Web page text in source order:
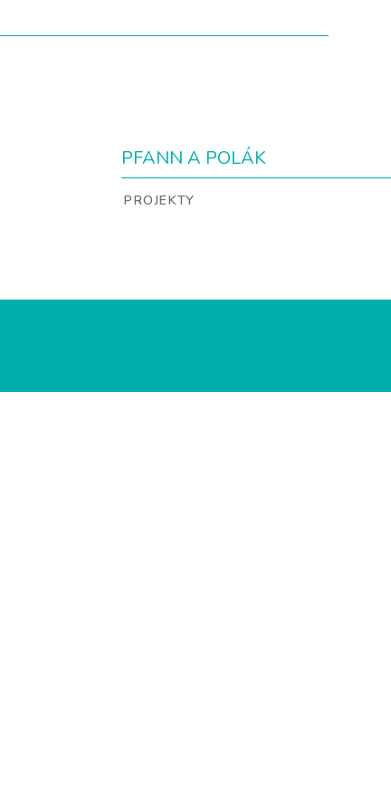
PFANN A POLÁK
PROJEKTY